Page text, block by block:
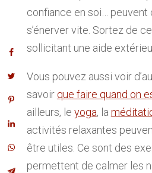
confiance en soi… peuvent
s’énerver vite. Sortez de
sollicitant une aide
Vous pouvez aussi voir
savoir que faire quand on
ailleurs, le yoga, la
activités relaxantes
être utiles. Ce sont des
permettent de calmer les